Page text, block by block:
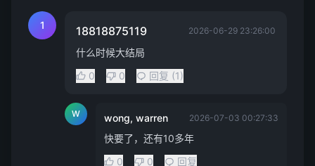
1 18818875119 2026-06-29 23:26:00
什么时候大结局
0
0 回复 (1)
W wong, warren 2026-07-03 00:27:33
快要了，还有10多年
0
0 回复